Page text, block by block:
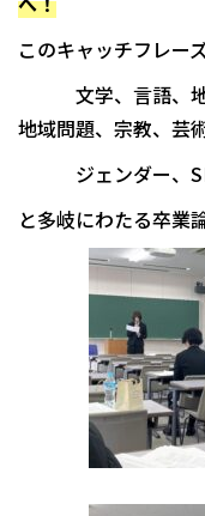
このキャッチフレー
文学、言語、地
地域問題、宗教、芸
ジェンダー、
と多岐にわたる卒業